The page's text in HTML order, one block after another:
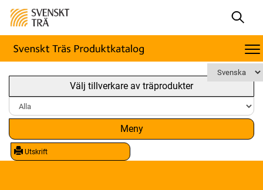
Välj tillverkare av träprodukter
Meny
Utskrift